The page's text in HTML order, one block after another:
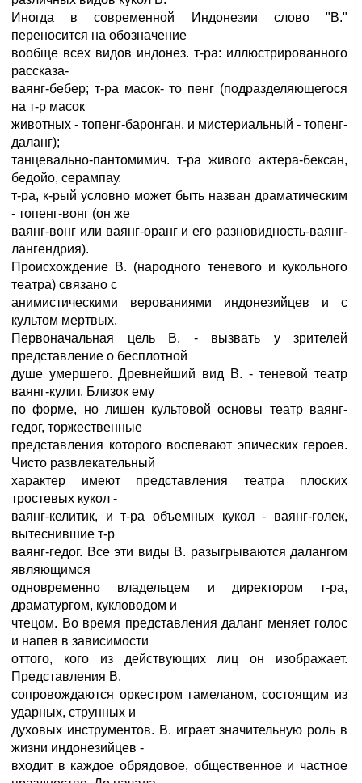
Иногда в современной Индонезии слово "В."
переносится на обозначение
вообще всех видов индонез. т-ра: иллюстрированного
рассказа-
ваянг-бебер; т-ра масок- то пенг (подразделяющегося
на т-р масок
животных - топенг-баронган, и мистериальный - топенг-
даланг);
танцевально-пантомимич. т-ра живого актера-бексан,
бедойо, серампау.
т-ра, к-рый условно может быть назван драматическим
- топенг-вонг (он же
ваянг-вонг или ваянг-оранг и его разновидность-ваянг-
лангендрия).
Происхождение В. (народного теневого и кукольного
театра) связано с
анимистическими верованиями индонезийцев и с
культом мертвых.
Первоначальная цель В. - вызвать у зрителей
представление о бесплотной
душе умершего. Древнейший вид В. - теневой театр
ваянг-кулит. Близок ему
по форме, но лишен культовой основы театр ваянг-
гедог, торжественные
представления которого воспевают эпических героев.
Чисто развлекательный
характер имеют представления театра плоских
тростевых кукол -
ваянг-келитик, и т-ра объемных кукол - ваянг-голек,
вытеснившие т-р
ваянг-гедог. Все эти виды В. разыгрываются далангом
являющимся
одновременно владельцем и директором т-ра,
драматургом, кукловодом и
чтецом. Во время представления даланг меняет голос
и напев в зависимости
оттого, кого из действующих лиц он изображает.
Представления В.
сопровождаются оркестром гамеланом, состоящим из
ударных, струнных и
духовых инструментов. В. играет значительную роль в
жизни индонезийцев -
входит в каждое обрядовое, общественное и частное